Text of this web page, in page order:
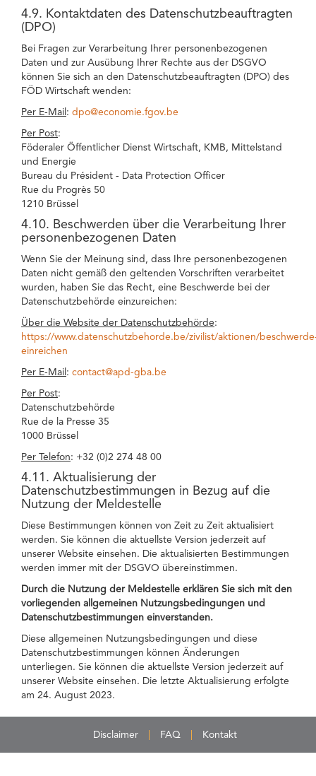
4.9. Kontaktdaten des Datenschutzbeauftragten
(DPO)
Bei Fragen zur Verarbeitung Ihrer personenbezogenen
Daten und zur Ausübung Ihrer Rechte aus der DSGVO
können Sie sich an den Datenschutzbeauftragten (DPO) des
FÖD Wirtschaft wenden:
Per E-Mail : dpo@economie.fgov.be
Per Post:
Föderaler Öffentlicher Dienst Wirtschaft, KMB, Mittelstand
und Energie
Bureau du Président - Data Protection Officer
Rue du Progrès 50
1210 Brüssel
4.10. Beschwerden über die Verarbeitung Ihrer
personenbezogenen Daten
Wenn Sie der Meinung sind, dass Ihre personenbezogenen
Daten nicht gemäß den geltenden Vorschriften verarbeitet
wurden, haben Sie das Recht, eine Beschwerde bei der
Datenschutzbehörde einzureichen:
Über die Website der Datenschutzbehörde:
https://www.datenschutzbehorde.be/zivilist/aktionen/
einreichen
Per E-Mail : contact@apd-gba.be
Per Post:
Datenschutzbehörde
Rue de la Presse 35
1000 Brüssel
Per Telefon: +32 (0)2 274 48 00
4.11. Aktualisierung der
Datenschutzbestimmungen in Bezug auf die
Nutzung der Meldestelle
Diese Bestimmungen können von Zeit zu Zeit aktualisiert
werden. Sie können die aktuellste Version jederzeit auf
unserer Website einsehen. Die aktualisierten Bestimmungen
werden immer mit der DSGVO übereinstimmen.
Durch die Nutzung der Meldestelle erklären Sie sich mit den
vorliegenden allgemeinen Nutzungsbedingungen und
Datenschutzbestimmungen einverstanden.
Diese allgemeinen Nutzungsbedingungen und diese
Datenschutzbestimmungen können Änderungen
unterliegen. Sie können die aktuellste Version jederzeit auf
unserer Website einsehen. Die letzte Aktualisierung erfolgte
am 24. August 2023.
Disclaimer FAQ Kontakt